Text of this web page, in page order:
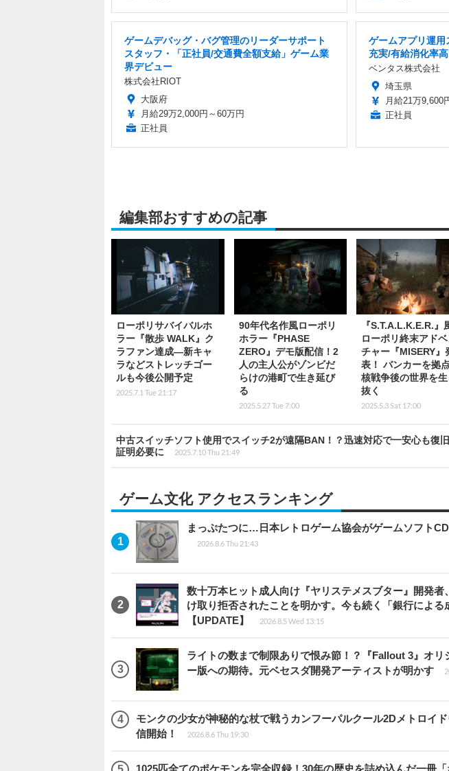
ゲームデバッグ・バグ管理のリーダーサポート
スタッフ・「正社員/交通費全額支給」ゲーム業
界デビュー
株式会社RIOT
大阪府
月給29万2,000円～60万円
正社員
ゲームアプリ運
充実/有給消化率
ベンタス株式会社
埼玉県
月給21万9,600
正社員
編集部おすすめの記事
ローポリサバイバルホ
ラー『散歩 WALK』ク
ラファン達成―新キャ
ラなどストレッチゴー
ルも今後公開予定
2025.7.1 Tue 21:17
90年代名作風ローポリ
ホラー『PHASE
ZERO』デモ版配信！2
人の主人公がゾンビだ
らけの港町で生き延び
る
2025.5.27 Tue 7:00
『S.T.A.L.K.E.R.』
ローポリ終末アド
チャー『MISERY』
表！ バンカーを拠
核戦争後の世界を生
抜く
2025.5.3 Sat 17:00
中古スイッチソフト使用でスイッチ2が遠隔BAN！？迅速対応で一安心も復
証明必要に
2025.7.10 Thu 21:49
ゲーム文化 アクセスランキング
まっぷたつに…日本レトロゲーム協会がゲームソフト
2026.8.6 Thu 21:43
数十万本ヒット成人向け『ヤリステメスブター』開発
け取り拒否されたことを明かす。今も続く「銀行による
【UPDATE】
2026.8.5 Wed 13:15
ライトの数まで制限ありで恨み節！？『Fallout 3』オリ
ー版への期待。元ベセスダ開発アーティストが明かす
モンクの少女が神秘的な杖で戦うカンフーパルクール2Dメトロイ
信開始！
2026.8.6 Thu 19:30